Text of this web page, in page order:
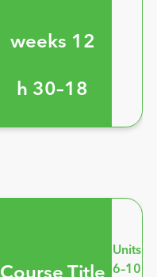
12 weeks
18–30 h
Units
6–10